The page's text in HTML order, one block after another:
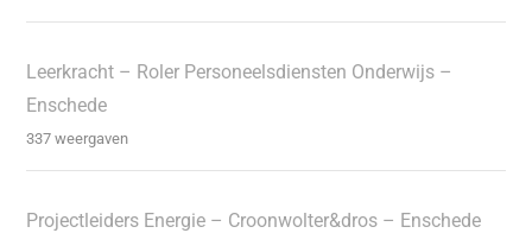
Leerkracht – Roler Personeelsdiensten Onderwijs –
Enschede
337 weergaven
Projectleiders Energie – Croonwolter&dros – Enschede